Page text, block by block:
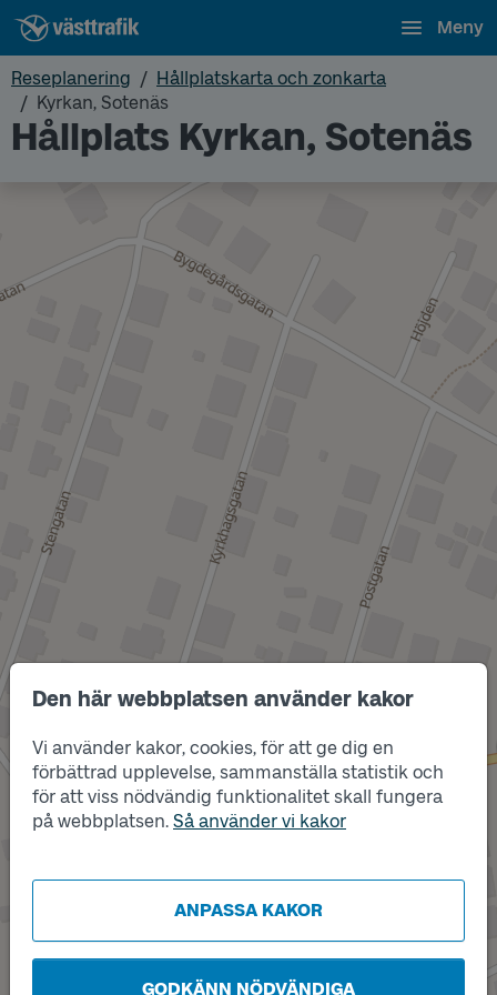
Den här webbplatsen använder kakor
Vi använder kakor, cookies, för att ge dig en
förbättrad upplevelse, sammanställa statistik och
för att viss nödvändig funktionalitet skall fungera
på webbplatsen. Så använder vi kakor
ANPASSA KAKOR
GODKÄNN NÖDVÄNDIGA
Meny
Reseplanering
Hållplatskarta och zonkarta
Kyrkan, Sotenäs
Hållplats Kyrkan, Sotenäs
Läge
A
Läge